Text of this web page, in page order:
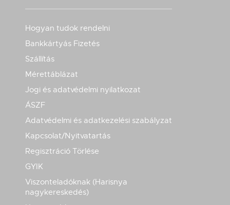
Hogyan tudok rendelni
Bankkártyás Fizetés
Szállítás
Mérettáblázat
Jogi és adatvédelmi nyilatkozat
ÁSZF
Adatvédelmi és adatkezelési szabályzat
Kapcsolat/Nyitvatartás
Regisztráció Törlése
GYIK
Viszonteladóknak (Harisnya
nagykereskedés)